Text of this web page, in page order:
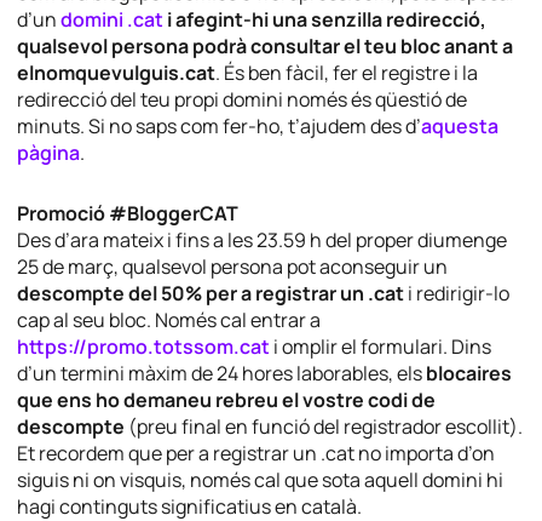
d’undomini .cat i afegint-hi una senzilla redirecció,
qualsevol persona podrà consultar el teu bloc anant a
elnomquevulguis.cat. És ben fàcil, fer el registre i la
redirecció del teu propi domini només és qüestió de
minuts. Si no saps com fer-ho, t’ajudem des d’aquesta
pàgina.
Promoció #BloggerCAT
Des d’ara mateix i fins a les 23.59 h del proper diumenge
25 de març, qualsevol persona pot aconseguir un
descompte del 50% per a registrar un .cati redirigir-lo
cap al seu bloc. Només cal entrar a
https://promo.totssom.cat i omplir el formulari. Dins
d’un termini màxim de 24 hores laborables, elsblocaires
que ens ho demaneu rebreu el vostre codi de
descompte (preu final en funció del registrador escollit).
Et recordem que per a registrar un .cat no importa d’on
siguis ni on visquis, només cal que sota aquell domini hi
hagi continguts significatius en català.